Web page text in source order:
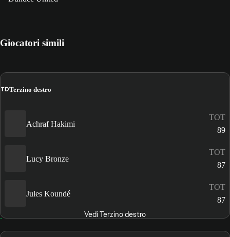
Giocatori simili
TDTerzino destro
Achraf Hakimi
TOT
89
Lucy Bronze
TOT
87
Jules Koundé
TOT
87
Vedi Terzino destro